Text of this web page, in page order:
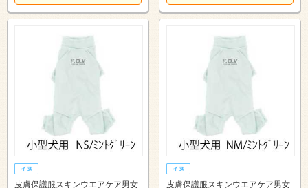
皮膚保護服スキンウエアケア男女
皮膚保護服スキンウエアケア男女